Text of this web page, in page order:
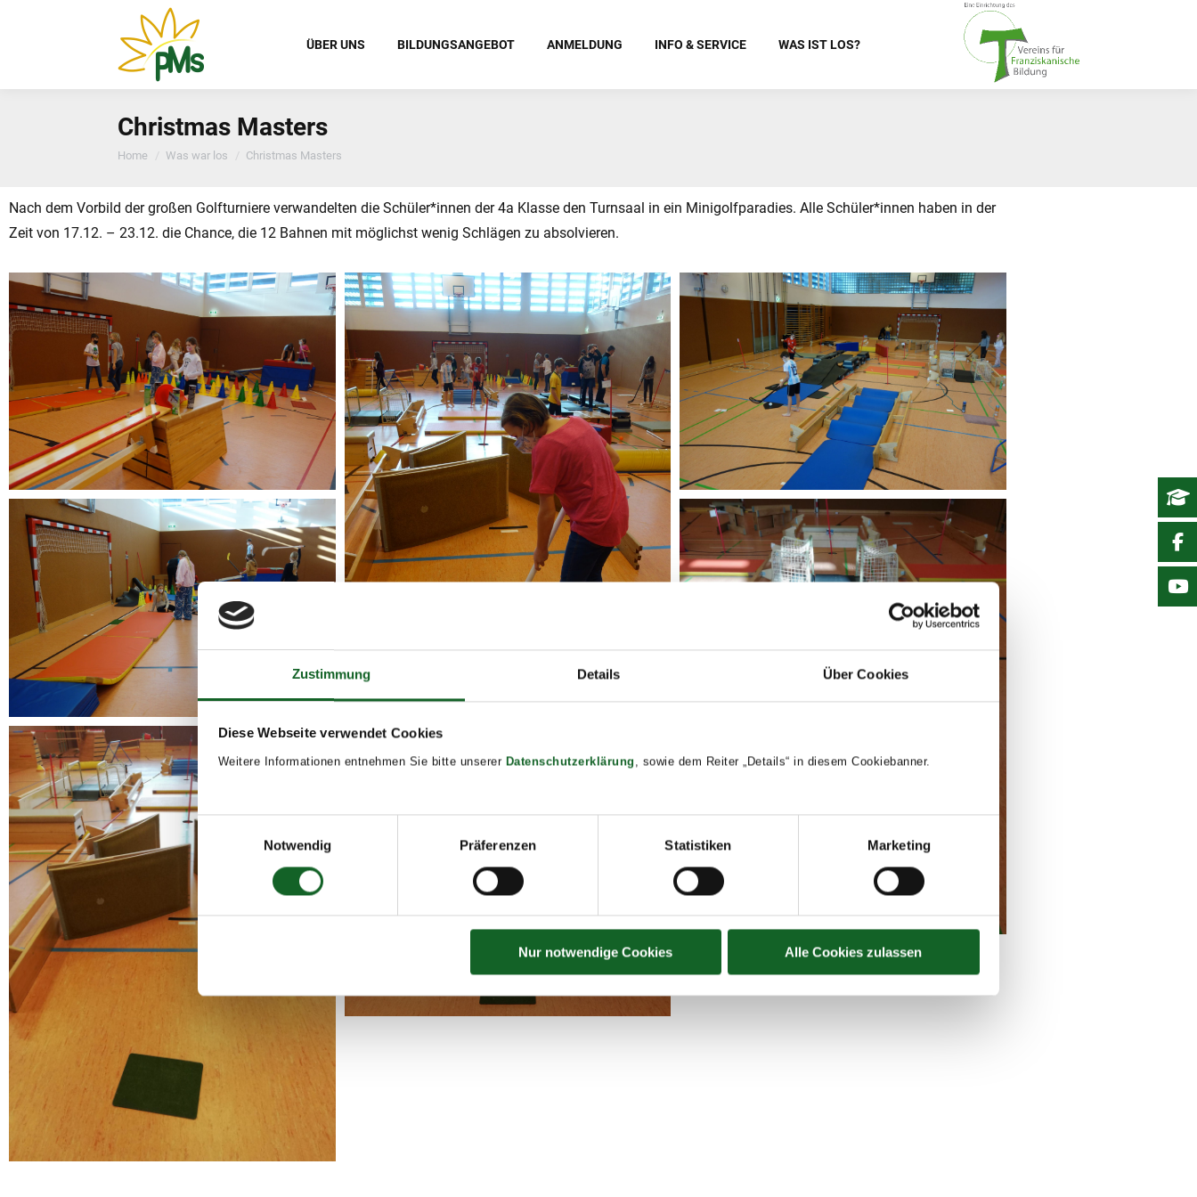
Zustimmung Details Über Cookies
Diese Webseite verwendet Cookies
Weitere Informationen entnehmen Sie bitte unserer Datenschutzerklärung , sowie dem Reiter „Details“ in diesem Cookiebanner.
Einwilligungsauswahl
Notwendig
Präferenzen Statistiken Marketing
Nur notwendige Cookies Alle Cookies zulassen
ÜBER UNS BILDUNGSANGEBOT ANMELDUNG INFO & SERVICE WAS IST LOS?
Christmas Masters
You are here:
Home Was war los Christmas Masters
Nach dem Vorbild der großen Golfturniere verwandelten die Schüler*innen der 4a Klasse den Turnsaal in ein Minigolfparadies. Alle Schüler*innen haben in der
Zeit von 17.12. – 23.12. die Chance, die 12 Bahnen mit möglichst wenig Schlägen zu absolvieren.